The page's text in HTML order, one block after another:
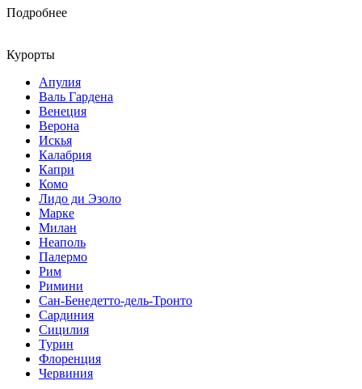
Подробнее
Курорты
Апулия
Валь Гардена
Венеция
Верона
Искья
Калабрия
Капри
Комо
Лидо ди Эзоло
Марке
Милан
Неаполь
Палермо
Рим
Римини
Сан-Бенедетто-дель-Тронто
Сардиния
Сицилия
Турин
Флоренция
Червиния